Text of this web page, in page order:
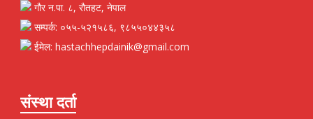
गौर न.पा. ८, रौतहट, नेपाल
सम्पर्क: ०५५-५२१५८६, ९८५५०४४३५८
ईमेल: hastachhepdainik@gmail.com
संस्था दर्ता